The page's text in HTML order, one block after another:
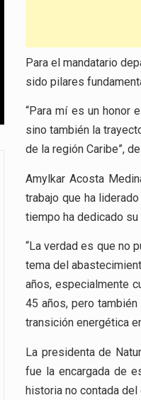
Para el mandatario
sido pilares
“Para mí es un honor
sino también la
de la región Caribe”,
Amylkar Acosta
trabajo que ha
tiempo ha dedicado su
“La verdad es que no
tema del
años, especialmente
45 años, pero
transición energética
La presidenta de
fue la encargada de
historia no contada del